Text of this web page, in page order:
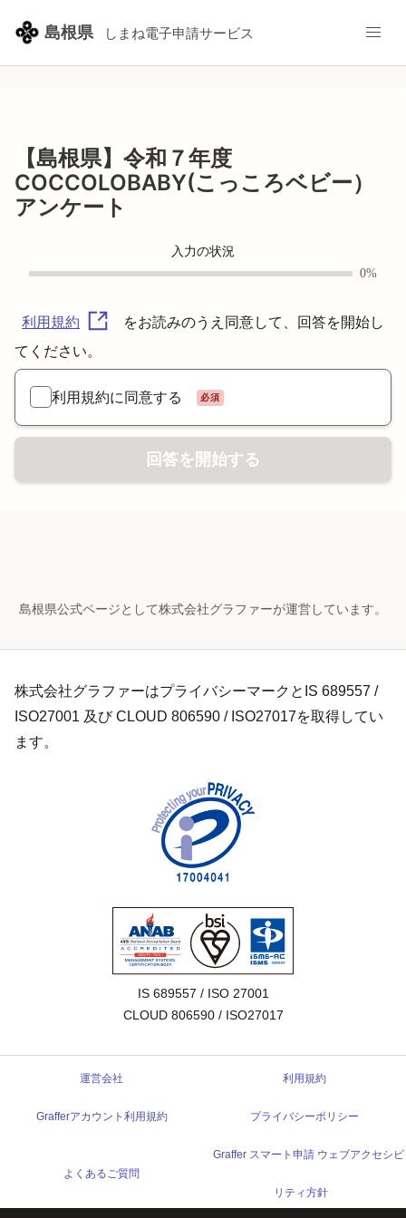
島根県 しまね電子申請サービス
【島根県】令和７年度
COCCOLOBABY(こっころベビー）
アンケート
入力の状況
0%
利用規約
をお読みのうえ同意して、回答を開始し
てください。
利用規約に同意する 必須
回答を開始する
島根県公式ページとして株式会社グラファーが運営しています。
株式会社グラファーはプライバシーマークとIS 689557 /
ISO27001 及び CLOUD 806590 / ISO27017を取得してい
ます。
IS 689557 / ISO 27001
CLOUD 806590 / ISO27017
運営会社 利用規約
Grafferアカウント利用規約 プライバシーポリシー
よくあるご質問
Graffer スマート申請 ウェブアクセシビ
リティ方針